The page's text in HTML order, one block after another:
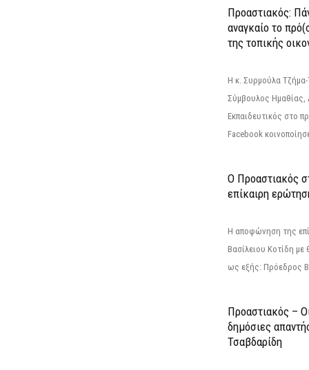
Προαστιακός:
αναγκαίο το
της τοπικής
Η κ. Συρμούλα
Σύμβουλος Ημαθίας,
Εκπαιδευτικός στο
Facebook
Ο Προαστιακός
επίκαιρη
Η αποφώνηση της
Βασίλειου Κοτίδη με
ως εξής: Πρόεδρος
Προαστιακός –
δημόσιες
Τσαβδαρίδη